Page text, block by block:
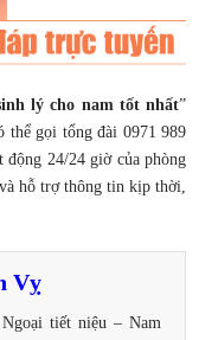
lý cho nam tốt nhất”
thể gọi tổng đài 0971 989
24/24 giờ của phòng
hỗ trợ thông tin kịp thời,
Vỵ
tiết niệu – Nam